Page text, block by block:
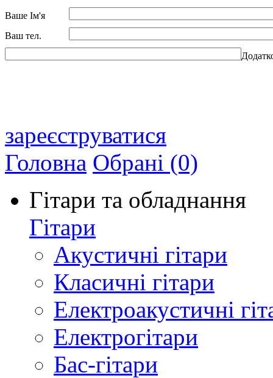
Ваше Ім'я
Ваш тел.
зареєструватися
Головна Обрані (0)
Гітари та обладнання
Гітари
Акустичні гітари
Класичні гітари
Електроакустичні
Електрогітари
Бас-гітари